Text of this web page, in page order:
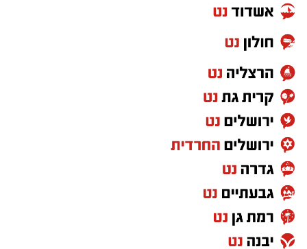
תואר אקדמי המוכר על ידי המועצה להשכלה
ניסיון בפיתוח הדרכה ועמידה מול קהל.
ניסיון ויכולת בניהול והובלת צוות.
יכולת לפיתוח והפקת פרויקטים מיוחדים
ואירועי תוכן.
חשיבה עצמאית ורב־תחומית.
יחסי אנוש מצוינים, יוזמה ויצירתיות.